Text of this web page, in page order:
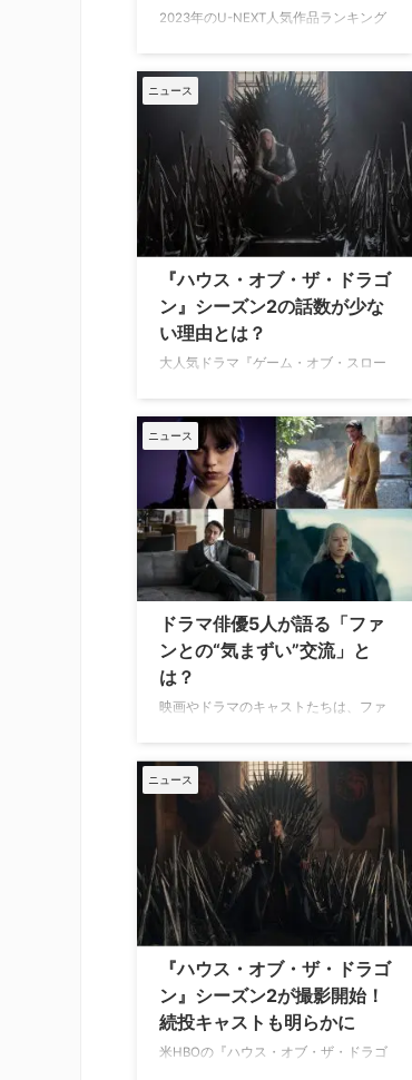
2023年のU-NEXT人気作品ランキング
掴み、絶賛が相次いだあの作品！ U-
NEXT海外ドラマ人気ランキング
【2023】 海外ドラマ 『THE LAST OF
US』 『AND JUST LIKE THAT…／セッ
クス・アンド・ザ・シティ新章』シー
ズン2 『ハウス・オブ・ザ・ドラゴ
ン』 『セックス・アンド・ザ・シテ
ィ』シーズン1 『ウォーキング・デッ
『ゲーム・オブ・スローンズ』第一
章：七王国戦記 …
ニュース
『ハウス・オブ・ザ・ドラゴ
ン』シーズン2の話数が少な
い理由とは？
大人気ドラマ『ゲーム・オブ・スロー
ズン1に比べてエピソード数が2話少な
いが、その理由をエピソード監督を務
めるクレア・キルナーが明かしてい
る。 各話のオープニングとエンディン
グを優先した結果 米Hollywood
Reporterのインタビューでキルナー
が、全10話だったシーズン1からシー
ズン2が8話構成となった理由に言及
コンダルがエピソード数を決めたと語
った。「素晴らしいエピソードが8話
あって、各エピソード …
ニュース
ドラマ俳優5人が語る「ファ
ンとの“気まずい”交流」と
は？
映画やドラマのキャストたちは、ファ
トに引いてしまったり、ファンとの交
流で気まずい思いをしてしまうことも
あるようだ。米The Hollywood
Reporterが、そんな俳優たちが経験し
たファンとの“困った触れ合い”を紹介
しているので、そのうち5人を紹介し
よう。 「ファンとの“気まずい”交流」
5選 ペドロ・パスカル 『ゲーム・オ
リン・マーテル役を演じたペドロ・パ
スカルは、決闘裁判でティリオン・ラ
ニスター（ …
ニュース
『ハウス・オブ・ザ・ドラゴ
ン』シーズン2が撮影開始！
続投キャストも明らかに
米HBOの『ハウス・オブ・ザ・ドラゴ